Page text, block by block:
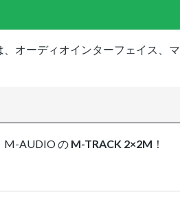
矢
使
っ
だ
に
矢
印
を
オーディオインターフェイス、マ
M-AUDIO の M-TRACK 2×2M ！